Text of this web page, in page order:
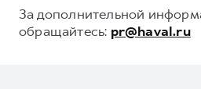
За дополнительной
обращайтесь: pr@haval.ru